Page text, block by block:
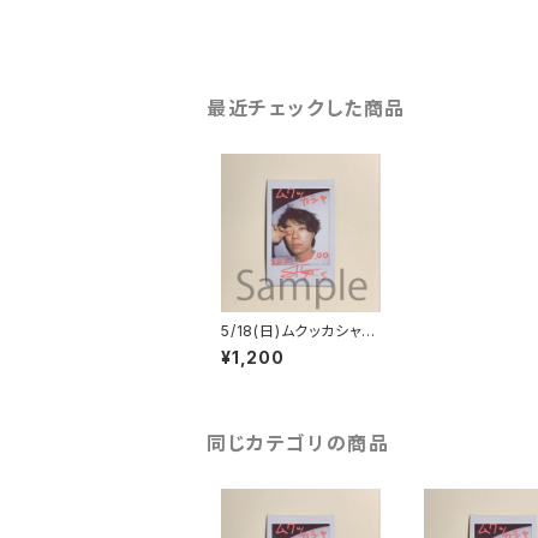
最近チェックした商品
5/18(日)ムクッカシャチ
ェキ
¥1,200
同じカテゴリの商品